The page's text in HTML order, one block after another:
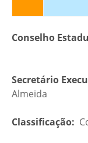
Conselho
Secretário
Almeida
Classificação: